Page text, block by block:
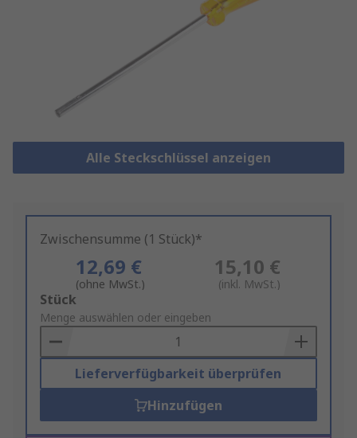
Alle Steckschlüssel anzeigen
Zwischensumme (1 Stück)*
12,69 €
(ohne MwSt.)
15,10 €
(inkl. MwSt.)
Add
to
Basket
Stück
Menge auswählen oder eingeben
Lieferverfügbarkeit überprüfen
Hinzufügen